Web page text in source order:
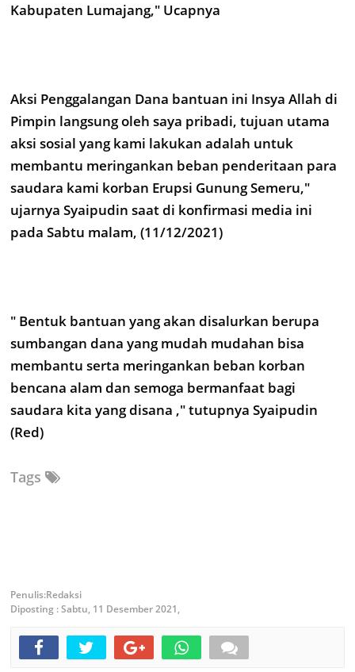
Kabupaten Lumajang," Ucapnya
Aksi Penggalangan Dana bantuan ini Insya Allah di
Pimpin langsung oleh saya pribadi, tujuan utama
aksi sosial yang kami lakukan adalah untuk
membantu meringankan beban penderitaan para
saudara kami korban Erupsi Gunung Semeru,"
ujarnya Syaipudin saat di konfirmasi media ini
pada Sabtu malam, (11/12/2021)
" Bentuk bantuan yang akan disalurkan berupa
sumbangan dana yang mudah mudahan bisa
membantu serta meringankan beban korban
bencana alam dan semoga bermanfaat bagi
saudara kita yang disana ," tutupnya Syaipudin
(Red)
Tags
Redaksi
Diposting :Sabtu, 11 Desember 2021,